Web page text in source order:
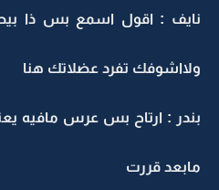
نايف : اقول اسمع بس ذا
ولااشوفك تفرد عضلاتك هنا
بندر : ارتاح بس عرس مافيه
مابعد قررت